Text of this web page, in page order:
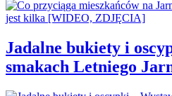
Jadalne bukiety i
smakach Letniego